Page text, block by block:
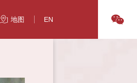
地图 EN